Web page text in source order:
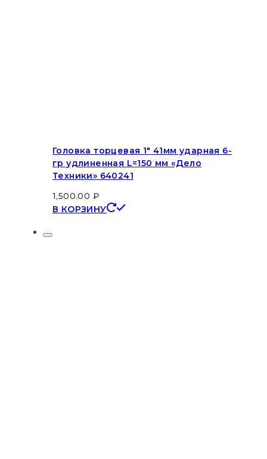
Головка торцевая 1″ 41мм ударная 6-
гр удлиненная L=150 мм «Дело
Техники» 640241
1,500.00 ₽
В КОРЗИНУ